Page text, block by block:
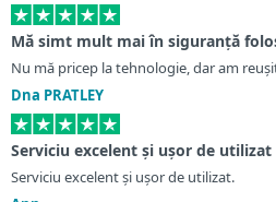
Mă simt mult mai în siguranță
Nu mă pricep la tehnologie, dar am
Dna PRATLEY
Serviciu excelent și ușor de utilizat
Serviciu excelent și ușor de utilizat.
Folosesc ESET Antivirus…
Folosesc ESET Antivirus & Security
simplă, ușor...
Sebi Margina
Ușor de contactat
Dispozitiv adăugat
Ușor de cumpărat, instalat și utilizat.
Desmond
Totul a mers bine
Totul a mers bine
Ușor de reînnoit
Reînnoirea abonamentului este foarte
Ian Pennicott
Am folosit ESET ani de zile
Folosesc ESET de ani de zile...A fost
Protecție excelentă
Protecție excelentă pe toate
eficient în fundal. Folosesc Eset de peste
Mr syd beasant
Părerea mea despre securitatea